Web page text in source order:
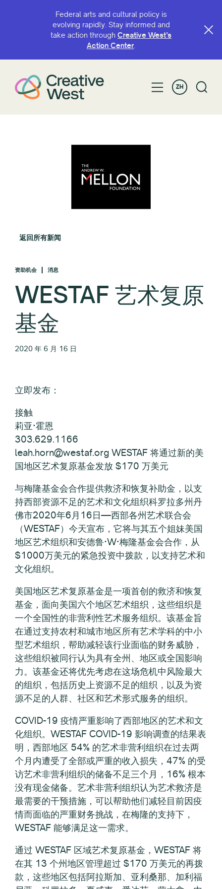
Federal arts and cultural policy is
evolving rapidly. Stay informed and
take action through Creative West’s
Action Center.
ZH
返回所有新闻
资助机会 消息
WESTAF 艺术复原
基金
2020 年 6 月 16 日
立即发布：
接触
莉亚·霍恩
303.629.1166
leah.horn@westaf.org WESTAF 将通过新的美
国地区艺术复原基金发放 $170 万美元
与梅隆基金会合作提供救济和恢复补助金，以支
持西部资源不足的艺术和文化组织科罗拉多州丹
佛市2020年6月16日—西部各州艺术联合会
（WESTAF）今天宣布，它将与其五个姐妹美国
地区艺术组织和安德鲁·W·梅隆基金会合作，从
$1000万美元的紧急投资中拨款，以支持艺术和
文化组织。
美国地区艺术复原基金是一项首创的救济和恢复
基金，面向美国六个地区艺术组织，这些组织是
一个全国性的非营利性艺术服务组织。该基金旨
在通过支持农村和城市地区所有艺术学科的中小
型艺术组织，帮助减轻该行业面临的财务威胁，
这些组织被同行认为具有全州、地区或全国影响
力。该基金还将优先考虑在这场危机中风险最大
的组织，包括历史上资源不足的组织，以及为资
源不足的人群、社区和艺术形式服务的组织。
COVID-19 疫情严重影响了西部地区的艺术和文
化组织。WESTAF COVID-19 影响调查的结果表
明，西部地区 54% 的艺术非营利组织在过去两
个月内遭受了全部或严重的收入损失，47% 的受
访艺术非营利组织的储备不足三个月，16% 根本
没有现金储备。艺术非营利组织认为艺术救济是
最需要的干预措施，可以帮助他们减轻目前因疫
情而面临的严重财务挑战，在梅隆的支持下，
WESTAF 能够满足这一需求。
通过 WESTAF 区域艺术复原基金，WESTAF 将
在其 13 个州地区管理超过 $170 万美元的再拨
款，这些地区包括阿拉斯加、亚利桑那、加利福